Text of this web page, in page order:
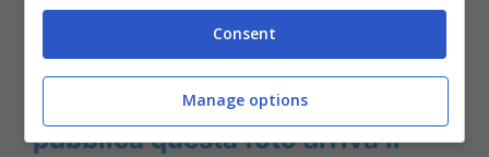
LEGGI ANCHE ->Giorgia Palmas,
pubblica questa foto arriva il
Consent
Manage options